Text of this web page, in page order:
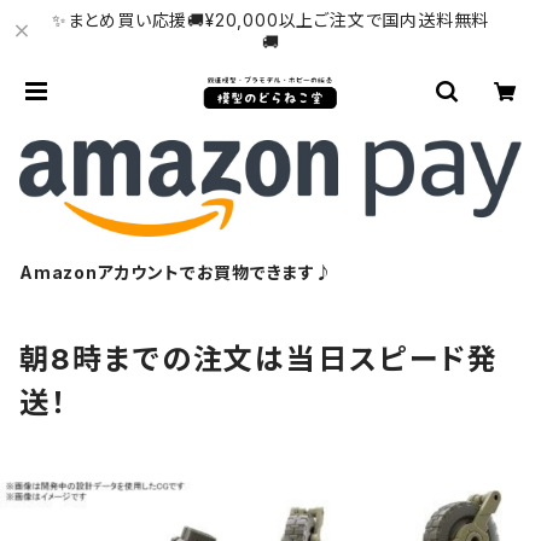
✨まとめ買い応援🚚¥20,000以上ご注文で国内送料無料
🚚
Amazonアカウントでお買物できます♪
朝8時までの注文は当日スピード発
送！